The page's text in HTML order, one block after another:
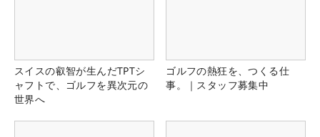
スイスの叡智が生んだTPTシ
ャフトで、ゴルフを異次元の
世界へ
ゴルフの熱狂を、つくる仕
事。｜スタッフ募集中